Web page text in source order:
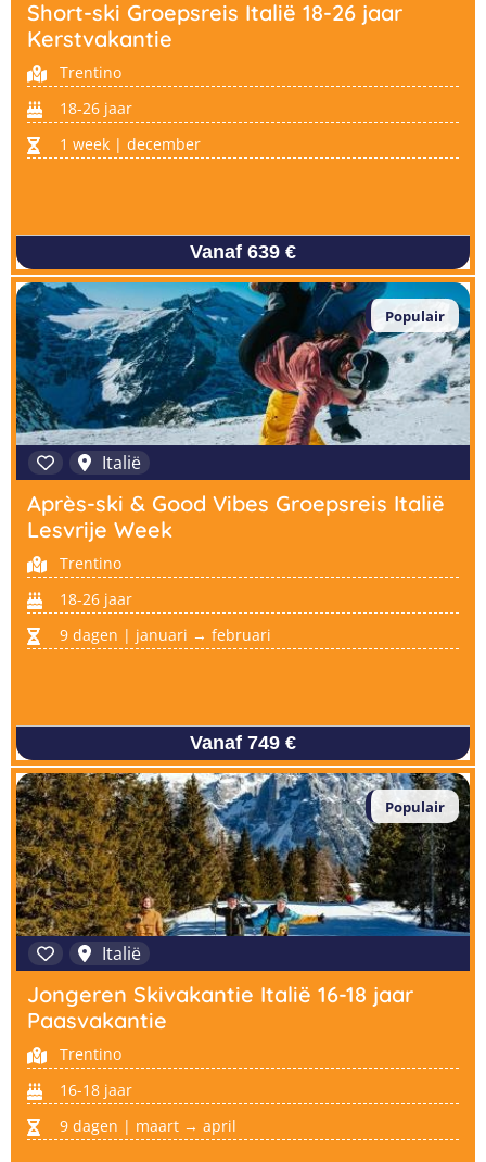
Vind jouw perfecte kamp
Beantwoord een paar korte vragen en wij doen de rest.
Short-ski Groepsreis Italië 18-26 jaar
Kerstvakantie
Trentino
18-26 jaar
1 week | december
Vanaf 639 €
Populair
Italië
Après-ski & Good Vibes Groepsreis Italië
Lesvrije Week
Trentino
18-26 jaar
9 dagen | januari → februari
Vanaf 749 €
Populair
Italië
Jongeren Skivakantie Italië 16-18 jaar
Paasvakantie
Trentino
16-18 jaar
9 dagen | maart → april